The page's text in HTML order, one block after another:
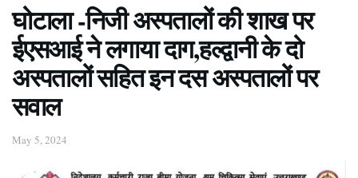
घोटाला -निजी अस्पतालों की शाख पर
ईएसआई ने लगाया दाग,हल्द्वानी के दो
अस्पतालों सहित इन दस अस्पतालों पर
सवाल
May 5, 2024